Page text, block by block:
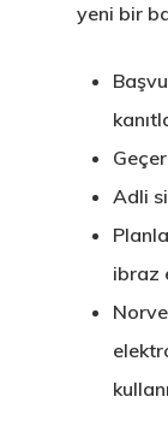
yeni bir
Adli
ibraz